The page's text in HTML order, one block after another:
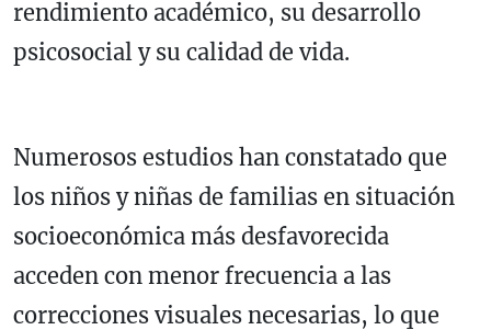
rendimiento académico, su desarrollo
psicosocial y su calidad de vida.
Numerosos estudios han constatado que
los niños y niñas de familias en situación
socioeconómica más desfavorecida
acceden con menor frecuencia a las
correcciones visuales necesarias, lo que